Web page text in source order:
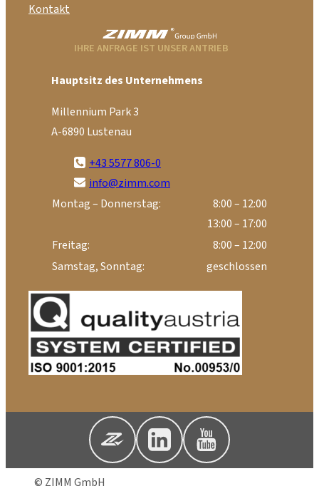
Kontakt
IHRE ANFRAGE IST UNSER ANTRIEB
Hauptsitz des Unternehmens
Millennium Park 3
A-6890 Lustenau
+43 5577 806-0
info@zimm.com
Montag – Donnerstag:
8:00 – 12:00
13:00 – 17:00
Freitag:
8:00 – 12:00
Samstag, Sonntag:
geschlossen
© ZIMM GmbH